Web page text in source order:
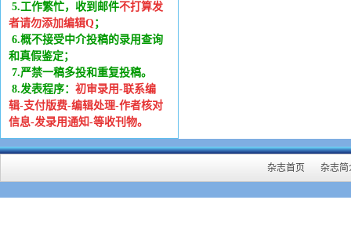
5.工作繁忙，收到邮件不打算发
者请勿添加编辑Q；
6.概不接受中介投稿的录用查询
和真假鉴定；
7.严禁一稿多投和重复投稿。
8.发表程序： 初审录用-联系编
辑-支付版费-编辑处理-作者核对
信息-发录用通知-等收刊物。
杂志首页 杂志简